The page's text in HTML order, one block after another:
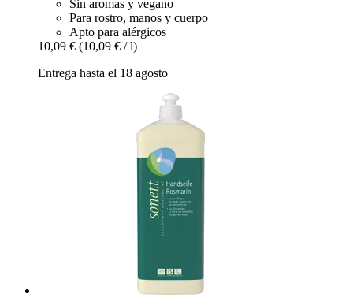
Sin aromas y vegano
Para rostro, manos y cuerpo
Apto para alérgicos
10,09 € (10,09 € / l)
Entrega hasta el 18 agosto